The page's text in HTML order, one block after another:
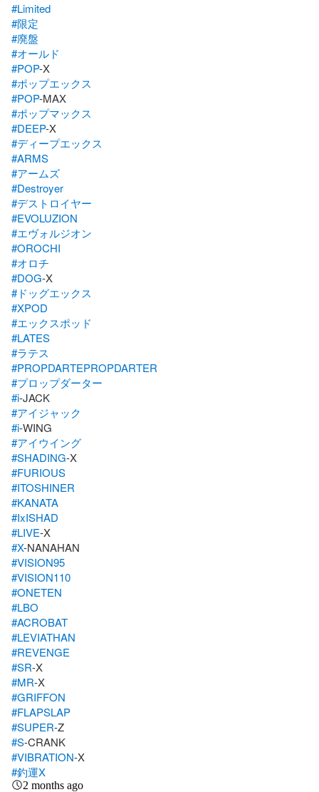
#Limited
#限定
#廃盤
#オールド
#POP
#ポップエックス
#POP
#ポップマックス
#DEEP
#ディープエックス
#ARMS
#アームズ
#Destroyer
#デストロイヤー
#EVOLUZION
#エヴォルジオン
#OROCHI
#オロチ
#DOG
#ドッグエックス
#XPOD
#エックスポッド
#LATES
#ラテス
#PROPDARTEPROPDARTER
#プロップダーター
#i
#アイジャック
#i
#アイウイング
#SHADING
#FURIOUS
#ITOSHINER
#KANATA
#IxISHAD
#LIVE
#X
#VISION95
#VISION110
#ONETEN
#LBO
#ACROBAT
#LEVIATHAN
#REVENGE
#SR
#MR
#GRIFFON
#FLAPSLAP
#SUPER
#S
#VIBRATION
#釣運X
2 months ago